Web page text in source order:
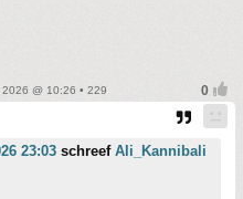
@ 10:26 • 229
23:03 schreef Ali_Kannibali